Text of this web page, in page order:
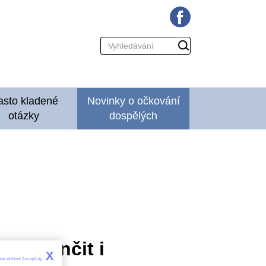
Vyhledávání
Hledat
kladené
otázky
Novinky o očkování
dospělých
skončit i
without Accepting X